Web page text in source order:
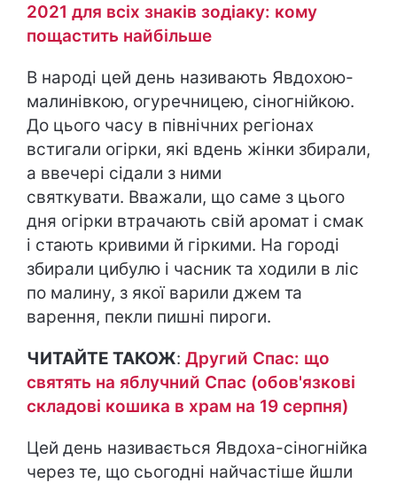
2021 для всіх знаків зодіаку: кому
пощастить найбільше
В народі цей день називають Явдохою-
малинівкою, огуречницею, сіногнійкою.
До цього часу в північних регіонах
встигали огірки, які вдень жінки збирали,
а ввечері сідали з ними
святкувати. Вважали, що саме з цього
дня огірки втрачають свій аромат і смак
і стають кривими й гіркими. На городі
збирали цибулю і часник та ходили в ліс
по малину, з якої варили джем та
варення, пекли пишні пироги.
ЧИТАЙТЕ ТАКОЖ: Другий Спас: що
святять на яблучний Спас (обов'язкові
складові кошика в храм на 19 серпня)
Цей день називається Явдоха-сіногнійка
через те, що сьогодні найчастіше йшли